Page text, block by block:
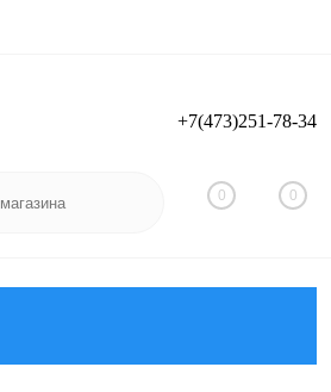
Регистрация
+7(473)251-78-34
0 0